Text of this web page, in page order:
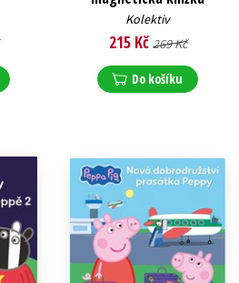
Kolektiv
215 Kč 269 Kč
Do košíku